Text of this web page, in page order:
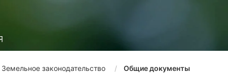
Земельное законодательство Общие документы